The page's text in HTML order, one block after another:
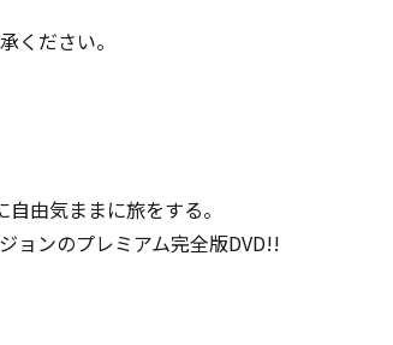
ください。
由気ままに旅をする。
ョンのプレミアム完全版DVD!!